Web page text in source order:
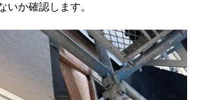
いか確認します。